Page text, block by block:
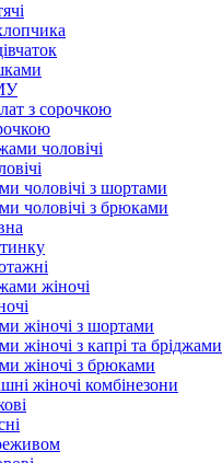
чоловічі з шортами
чоловічі з брюками
жіночі з шортами
жіночі з капрі та бріджами
жіночі з брюками
жіночі комбінезони